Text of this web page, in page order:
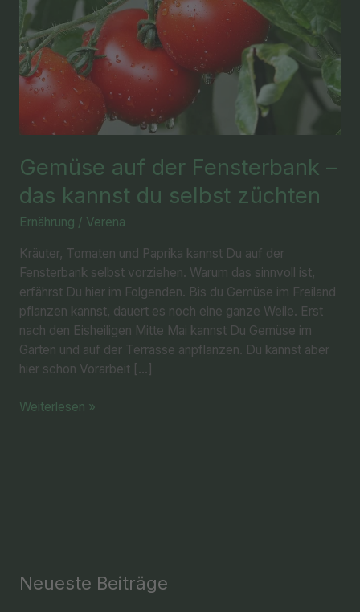
Gemüse auf der Fensterbank –
das kannst du selbst züchten
Ernährung / Verena
Kräuter, Tomaten und Paprika kannst Du auf der
Fensterbank selbst vorziehen. Warum das sinnvoll ist,
erfährst Du hier im Folgenden. Bis du Gemüse im Freiland
pflanzen kannst, dauert es noch eine ganze Weile. Erst
nach den Eisheiligen Mitte Mai kannst Du Gemüse im
Garten und auf der Terrasse anpflanzen. Du kannst aber
hier schon Vorarbeit […]
du
selbst
züchten
Weiterlesen »
Neueste Beiträge